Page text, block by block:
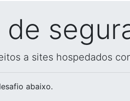
a sites hospedados
abaixo.